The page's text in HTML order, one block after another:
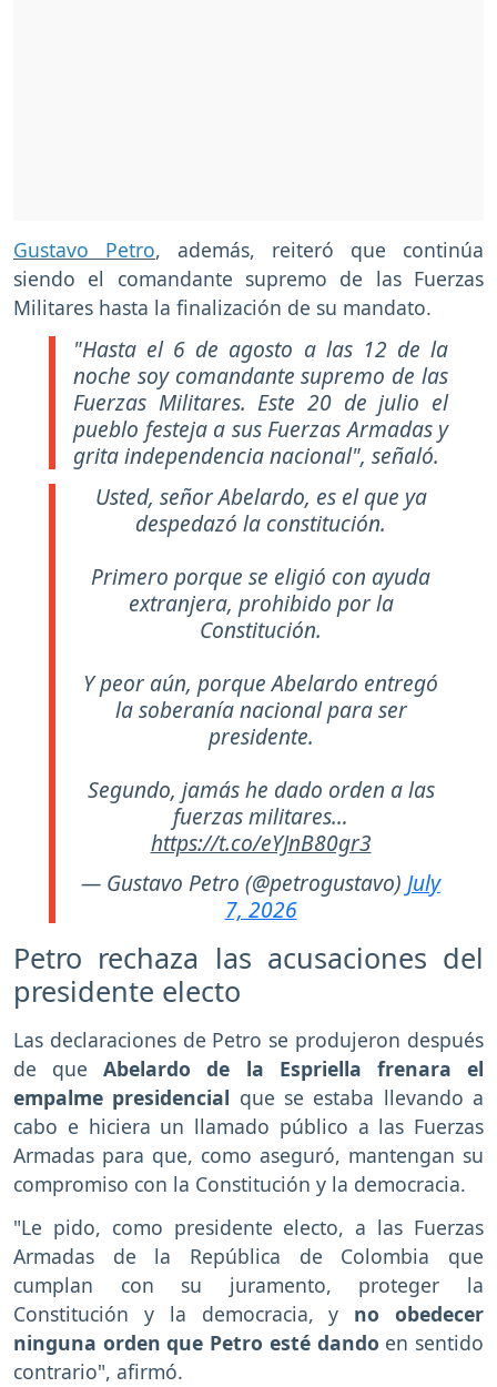
Gustavo Petro, además, reiteró que continúa
siendo el comandante supremo de las Fuerzas
Militares hasta la finalización de su mandato.
"Hasta el 6 de agosto a las 12 de la
noche soy comandante supremo de las
Fuerzas Militares. Este 20 de julio el
pueblo festeja a sus Fuerzas Armadas y
grita independencia nacional", señaló.
Usted, señor Abelardo, es el que ya
despedazó la constitución.
Primero porque se eligió con ayuda
extranjera, prohibido por la
Constitución.
Y peor aún, porque Abelardo entregó
la soberanía nacional para ser
presidente.
Segundo, jamás he dado orden a las
fuerzas militares…
https://t.co/eYJnB80gr3
— Gustavo Petro (@petrogustavo) July
7, 2026
Petro rechaza las acusaciones del
presidente electo
Las declaraciones de Petro se produjeron después
de queAbelardo de la Espriella frenara el
empalme presidencial que se estaba llevando a
cabo e hiciera un llamado público a las Fuerzas
Armadas para que, como aseguró, mantengan su
compromiso con la Constitución y la democracia.
"Le pido, como presidente electo, a las Fuerzas
Armadas de la República de Colombia que
cumplan con su juramento, proteger la
Constitución y la democracia, y no obedecer
ninguna orden que Petro esté dando en sentido
contrario", afirmó.